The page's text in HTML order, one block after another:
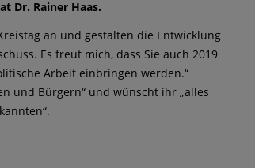
Dr. Rainer Haas.
an und gestalten die Entwicklung
Es freut mich, dass Sie auch 2019
Arbeit einbringen werden.“
und Bürgern“ und wünscht ihr „alles